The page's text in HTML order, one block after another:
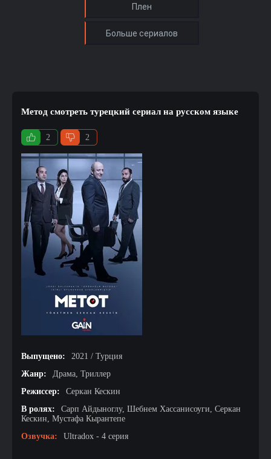
Метод смотреть турецкий сериал на русском языке
2 2
Выпущено:
2021 / Турция
Жанр:
Драма, Триллер
Режиссер:
Серкан Кескин
В ролях:
Сарп Айдыноглу, Шебнем Хассанисоуги, Серкан
Кескин, Мустафа Кырантепе
Озвучка:
Ultradox - 4 серия